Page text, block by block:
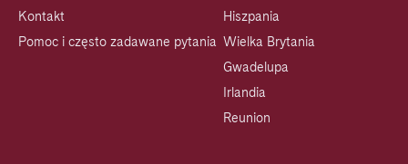
Kontakt
Pomoc i często zadawane pytania
Hiszpania
Wielka Brytania
Gwadelupa
Irlandia
Reunion